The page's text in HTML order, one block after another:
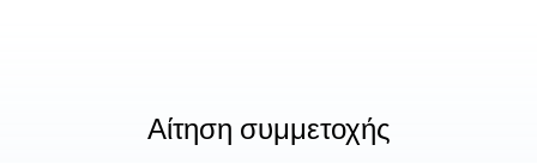
Αίτηση συμμετοχής